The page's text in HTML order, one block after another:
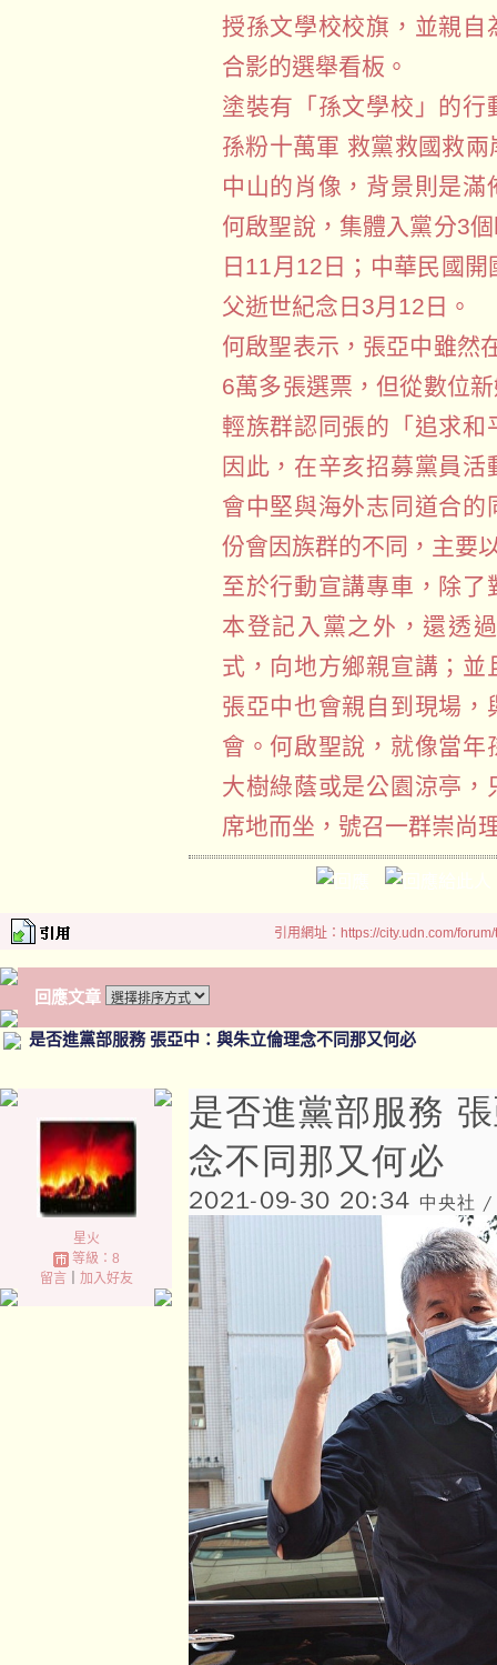
授孫文學校校旗，並親自
合影的選舉看板。
塗裝有「孫文學校」的
孫粉十萬軍 救黨救國救
中山的肖像，背景則是
何啟聖說，集體入黨分3
日11月12日；中華民國
父逝世紀念日3月12日。
何啟聖表示，張亞中雖然
6萬多張選票，但從數位
輕族群認同張的「追求和
因此，在辛亥招募黨員
會中堅與海外志同道合
份會因族群的不同，主要
至於行動宣講專車，除
本登記入黨之外，還透
式，向地方鄉親宣講；
張亞中也會親自到現場
會。何啟聖說，就像當
大樹綠蔭或是公園涼亭
席地而坐，號召一群崇尚
引用網址：https://city.udn.com/
回應文章
是否進黨部服務 張亞中：與朱立倫理念不同那又何必
星火
等級：8
留言｜ 加入好友
是否進黨部服務
念不同那又何必
2021-09-30 20:34 中央社 /